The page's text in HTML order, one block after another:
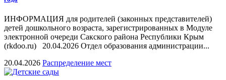
ИНФОРМАЦИЯ для родителей (законных представителей)
детей дошкольного возраста, зарегистрированных в Модуле
электронной очереди Сакского района Республики Крым
(rkdoo.ru) 20.04.2026 Отдел образования администрации...
20.04.2026 Распределение мест